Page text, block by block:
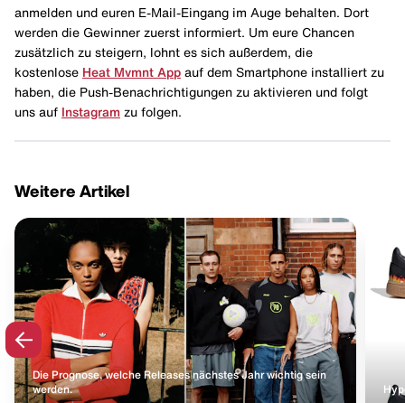
anmelden und euren E-Mail-Eingang im Auge behalten. Dort
werden die Gewinner zuerst informiert. Um eure Chancen
zusätzlich zu steigern, lohnt es sich außerdem, die
kostenlose Heat Mvmnt App auf dem Smartphone installiert zu
haben, die Push-Benachrichtigungen zu aktivieren und folgt
uns auf Instagram zu folgen.
Weitere Artikel
Die Prognose, welche Releases nächstes Jahr wichtig sein
werden.